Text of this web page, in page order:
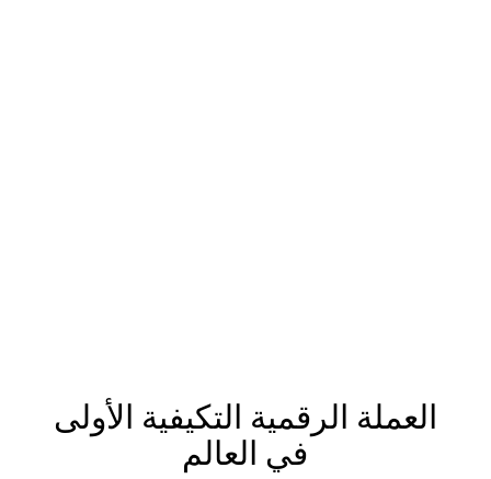
العملة الرقمية التكيفية الأولى
في العالم